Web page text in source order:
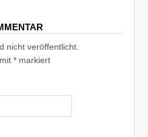
nicht veröffentlicht.
mit* markiert